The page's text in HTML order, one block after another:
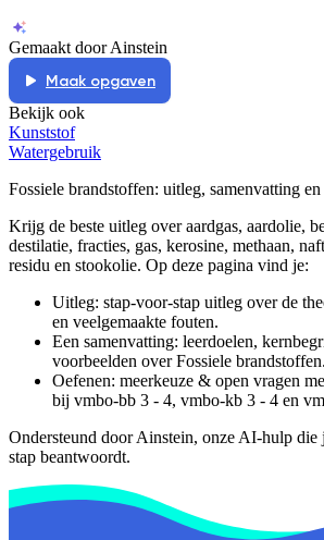
Gemaakt door Ainstein
Maak opgaven
Bekijk ook
Kunststof
Watergebruik
Fossiele brandstoffen: uitleg, samenvatting en
Krijg de beste uitleg over aardgas, aardolie,
destilatie, fracties, gas, kerosine, methaan,
residu en stookolie. Op deze pagina vind je:
Uitleg: stap-voor-stap uitleg over de
en veelgemaakte fouten.
Een samenvatting: leerdoelen,
voorbeelden overFossiele brandstoffen.
Oefenen: meerkeuze & open vragen
bij vmbo-bb 3 - 4, vmbo-kb 3 - 4 en
Ondersteund door Ainstein, onze AI-hulp die
stap beantwoordt.